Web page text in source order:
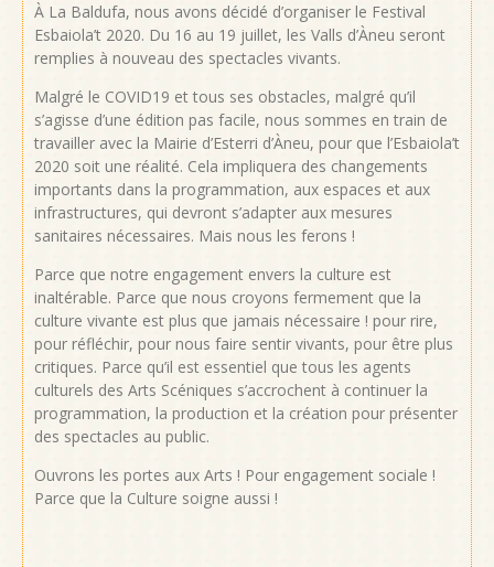
À La Baldufa, nous avons décidé d’organiser le Festival
Esbaiola’t 2020. Du 16 au 19 juillet, les Valls d’Àneu seront
remplies à nouveau des spectacles vivants.
Malgré le COVID19 et tous ses obstacles, malgré qu’il
s’agisse d’une édition pas facile, nous sommes en train de
travailler avec la Mairie d’Esterri d’Àneu, pour que l’Esbaiola’t
2020 soit une réalité. Cela impliquera des changements
importants dans la programmation, aux espaces et aux
infrastructures, qui devront s’adapter aux mesures
sanitaires nécessaires. Mais nous les ferons !
Parce que notre engagement envers la culture est
inaltérable. Parce que nous croyons fermement que la
culture vivante est plus que jamais nécessaire ! pour rire,
pour réfléchir, pour nous faire sentir vivants, pour être plus
critiques. Parce qu’il est essentiel que tous les agents
culturels des Arts Scéniques s’accrochent à continuer la
programmation, la production et la création pour présenter
des spectacles au public.
Ouvrons les portes aux Arts ! Pour engagement sociale !
Parce que la Culture soigne aussi !